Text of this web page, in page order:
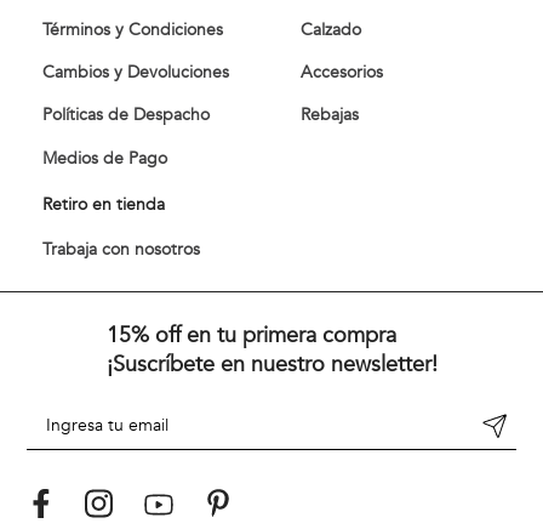
Términos y Condiciones
Cambios y Devoluciones
Políticas de Despacho
Medios de Pago
Retiro en tienda
Trabaja con nosotros
Calzado
Accesorios
Rebajas
15% off en tu primera compra
¡Suscríbete en nuestro newsletter!